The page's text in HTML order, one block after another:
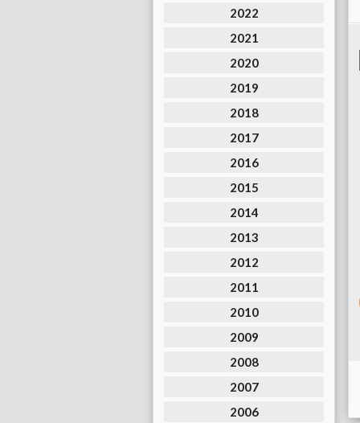
2022
2021
2020
2019
2018
2017
2016
2015
2014
2013
2012
2011
2010
2009
2008
2007
2006